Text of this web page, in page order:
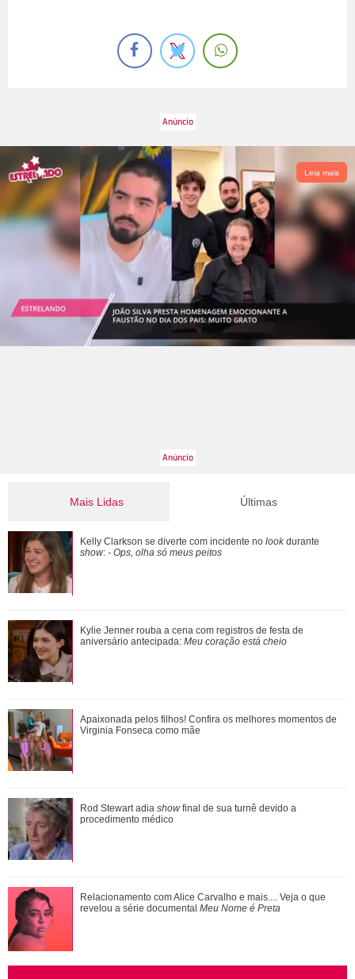
Leia mais
Mais Lidas
Mais de 20 anos após divórcio, Jennifer Aniston e Brad Pitt
estariam se reaproximando, diz ...
Relacionamento com Alice Carvalho e mais.... Veja o que
revelou a série documental Meu Nome ...
Apaixonada pelos filhos! Confira os melhores momentos de
Virginia Fonseca como mãe
Kylie Jenner rouba a cena com registros de festa de
aniversário antecipada: Meu coração es...
Pais de três! Veja o que Zé Felipe e Virginia Fonseca já
falaram sobre a guarda das crian�...
Últimas
Kelly Clarkson se diverte com incidente no lookdurante
show: - Ops, olha só meus peitos
Kylie Jenner rouba a cena com registros de festa de
aniversário antecipada: Meu coração está cheio
Apaixonada pelos filhos! Confira os melhores momentos de
Virginia Fonseca como mãe
Rod Stewart adia show final de sua turnê devido a
procedimento médico
Relacionamento com Alice Carvalho e mais.... Veja o que
revelou a série documental Meu Nome é Preta